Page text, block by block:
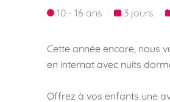
10 - 16 ans 3 jours
Cette année encore, nous
en internat avec nuits
Offrez à vos enfants une